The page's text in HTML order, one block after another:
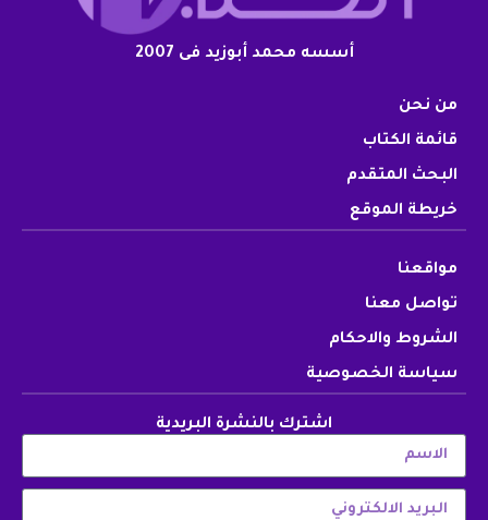
أسسه محمد أبوزيد فى 2007
من نحن
قائمة الكتاب
البحث المتقدم
خريطة الموقع
مواقعنا
تواصل معنا
الشروط والاحكام
سياسة الخصوصية
اشترك بالنشرة البريدية